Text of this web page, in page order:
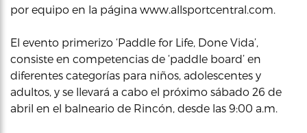
por equipo en la página www.allsportcentral.com.
El evento primerizo ‘Paddle for Life, Done Vida’,
consiste en competencias de ‘paddle board’ en
diferentes categorías para niños, adolescentes y
adultos, y se llevará a cabo el próximo sábado 26 de
abril en el balneario de Rincón, desde las 9:00 a.m.